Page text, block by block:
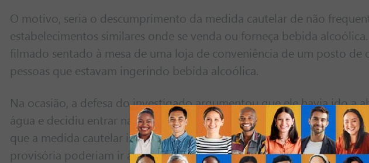
O motivo, seria o descumprimento da medida cautelar de não
estabelecimentos similares onde se venda ou forneça bebida
filmado sentado à mesa de uma loja de conveniência de um posto de
pessoas que estavam ingerindo bebida alcoólica.
Na ocasião, a defesa do investigado argumentou que ele havia ido a
água e decidiu entrar na loja e sentar para uma conversa rápida, ao
que a medida cautelar imposta seria muito subjetiva, pois sugeriria
provisória poderiam ir a um supermercado, dependendo da